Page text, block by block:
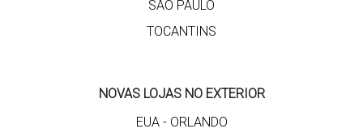
SÃO PAULO
TOCANTINS
NOVAS LOJAS NO EXTERIOR
EUA - ORLANDO